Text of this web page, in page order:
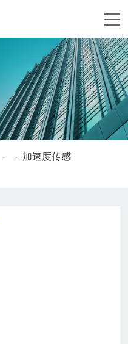
- - 加速度传感